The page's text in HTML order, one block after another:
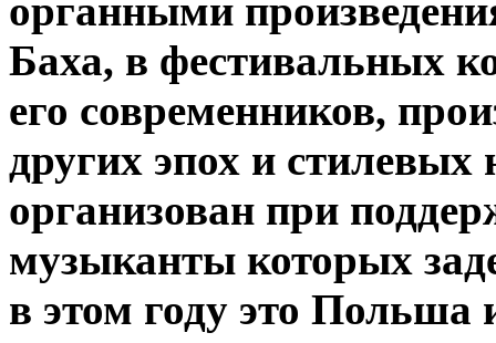
органными
Баха, в фестивальных
его современников,
других эпох и
организован при
музыканты которых
в этом году это Польша